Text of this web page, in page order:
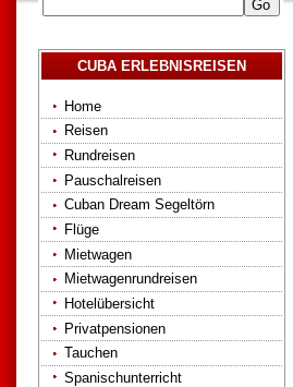
CUBA ERLEBNISREISEN
Home
Reisen
Rundreisen
Pauschalreisen
Cuban Dream Segeltörn
Flüge
Mietwagen
Mietwagenrundreisen
Hotelübersicht
Privatpensionen
Tauchen
Spanischunterricht